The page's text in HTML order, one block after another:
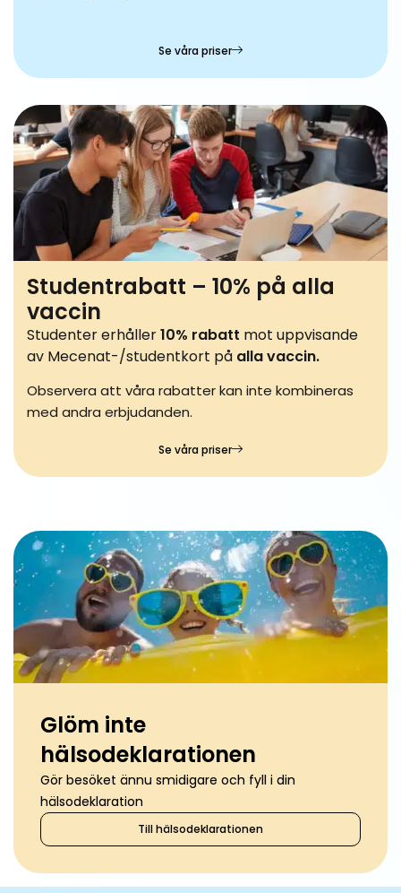
Se våra priser
Studentrabatt – 10% på alla
vaccin
Studenter erhåller10% rabatt mot uppvisande
av Mecenat-/studentkort på alla vaccin.
Observera att våra rabatter kan inte kombineras
med andra erbjudanden.
Se våra priser
Glöm inte
hälsodeklarationen
Gör besöket ännu smidigare och fyll i din
hälsodeklaration
Till hälsodeklarationen